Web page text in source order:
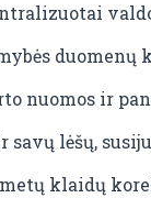
nuomos ir
savų lėšų,
klaidų